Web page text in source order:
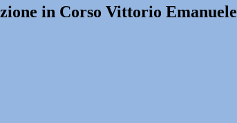
in Corso Vittorio Emanuele